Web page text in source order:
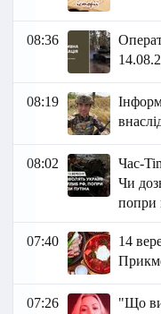
08:36
08:19
08:02
Час-
Чи
попри
07:40
14
07:26
"Що ви